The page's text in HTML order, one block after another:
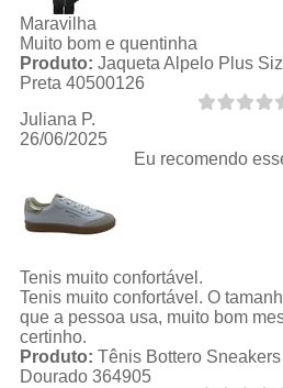
Maravilha
Muito bom e quentinha
Produto: Jaqueta Alpelo Plus
Preta 40500126
Juliana P.
26/06/2025
Eu recomendo
Tenis muito confortável.
Tenis muito confortável. O
que a pessoa usa, muito bom
certinho.
Produto: Tênis Bottero
Dourado 364905